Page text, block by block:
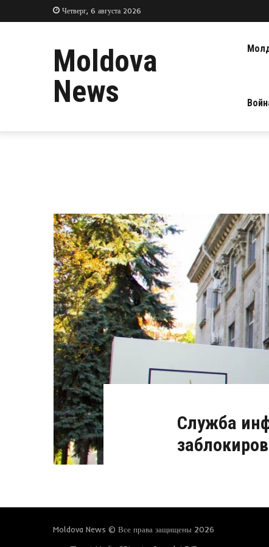
Четверг, 6 августа 2026
Moldova
News
Служба
Moldova News © Все права защищены 2026